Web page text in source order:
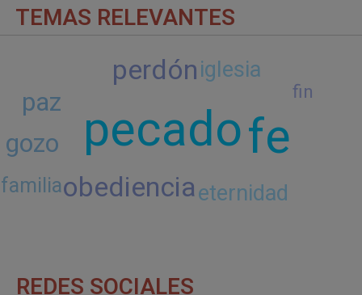
TEMAS RELEVANTES
pecadofe
perdón
obediencia
paz
gozo
iglesia
eternidad
familia
fin
REDES SOCIALES